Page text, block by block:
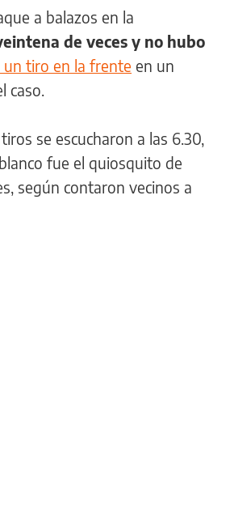
a balazos en la
de veces y no hubo
tiro en la frente en un
caso.
se escucharon a las 6.30,
fue el quiosquito de
según contaron vecinos a